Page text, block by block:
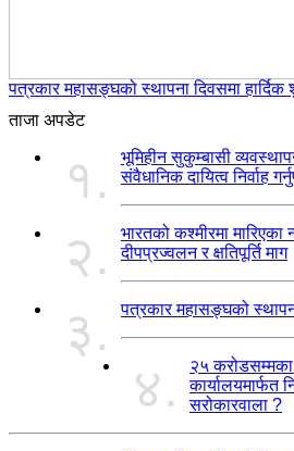
पत्रकार महासङ्घको स्थापना दिवसमा हार्दिक
ताजा अपडेट
१.
भूमिहीन सुकुम्बासी
संवैधानिक दायित्व निर्वाह
२.
भारतको कश्मीरमा मारिएका
दीपप्रज्वलन र क्षतिपूर्ति माग
३. पत्रकार महासङ्घको
४.
२५ करोडसम्मका
कार्यालयमार्फत
सरोकारवाला ?